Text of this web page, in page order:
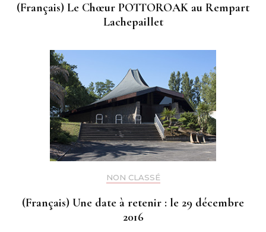
(Français) Le Chœur POTTOROAK au Rempart
Lachepaillet
NON CLASSÉ
(Français) Une date à retenir : le 29 décembre
2016